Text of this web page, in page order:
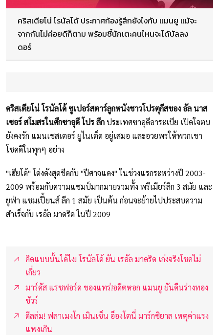
คริสเตียโน่ โรนัลโด้ ประกาศก้องรู้สึกยังไงกับ แมนยู แม้จะ
จากกันไม่ค่อยดีก็ตาม พร้อมชี้นักเตะคนไหนจะได้บัลลง
ดอร์
คริสเตียโน่ โรนัลโด้ ซูเปอร์สตาร์ลูกหนังชาวโปรตุกีสของ อัล นาส
เซอร์ สโมสรในศึกซาอุดี โปร ลีกประเทศซาอุดีอาระเบีย เปิดใจตน
ยังคงรัก แมนเชสเตอร์ ยูไนเต็ด อยู่เสมอ และอวยพรให้พวกเขา
โชคดีในทุกๆ อย่าง
"เฮียโด้" โด่งดังสุดขีดกับ "ปีศาจแดง" ในช่วงแรกระหว่างปี 2003-
2009 พร้อมกับความแชมป์มากมายรวมทั้ง พรีเมียร์ลีก 3 สมัย และ
ยูฟ่า แชมเปี้ยนส์ ลีก 1 สมัย เป็นต้น ก่อนจะย้ายไปประสบความ
สำเร็จกับ เรอัล มาดริด ในปี 2009
คิดแบบนั้นได้ไง! โรนัลโด้ ยัน เรอัล มาดริด เก่งจริงโชคไม่
เกี่ยว
มาร์คัส แรชฟอร์ด ของแทร่!อดีตหอก แมนยู ยันคืนร่างทอง
ชัวร์
ดีลล่ม! ฟลาเมงโก เมินเซ็น อ็องโตนี่ มาร์กซิยาล เหตุค่าแรง
แพงเกิน